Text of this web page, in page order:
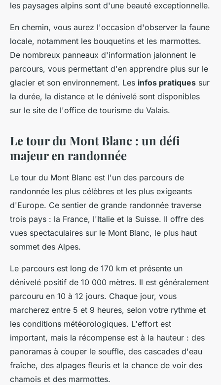
les paysages alpins sont d'une beauté exceptionnelle.
En chemin, vous aurez l'occasion d'observer la faune
locale, notamment les bouquetins et les marmottes.
De nombreux panneaux d'information jalonnent le
parcours, vous permettant d'en apprendre plus sur le
glacier et son environnement. Les infos pratiques sur
la durée, la distance et le dénivelé sont disponibles
sur le site de l'office de tourisme du Valais.
Le tour du Mont Blanc : un défi
majeur en randonnée
Le tour du Mont Blanc est l'un des parcours de
randonnée les plus célèbres et les plus exigeants
d'Europe. Ce sentier de grande randonnée traverse
trois pays : la France, l'Italie et la Suisse. Il offre des
vues spectaculaires sur le Mont Blanc, le plus haut
sommet des Alpes.
Le parcours est long de 170 km et présente un
dénivelé positif de 10 000 mètres. Il est généralement
parcouru en 10 à 12 jours. Chaque jour, vous
marcherez entre 5 et 9 heures, selon votre rythme et
les conditions météorologiques. L'effort est
important, mais la récompense est à la hauteur : des
panoramas à couper le souffle, des cascades d'eau
fraîche, des alpages fleuris et la chance de voir des
chamois et des marmottes.